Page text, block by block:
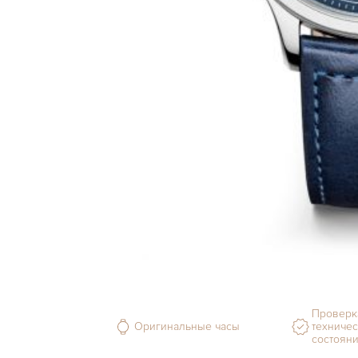
Оригинальные часы